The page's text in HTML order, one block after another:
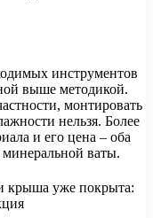
инструментов
выше методикой.
монтировать
нельзя. Более
и его цена – оба
ваты.